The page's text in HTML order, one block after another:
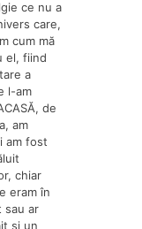
ce nu a
care,
cum mă
el, fiind
a
l-am
de
am
am fost
chiar
eram în
sau ar
şi un